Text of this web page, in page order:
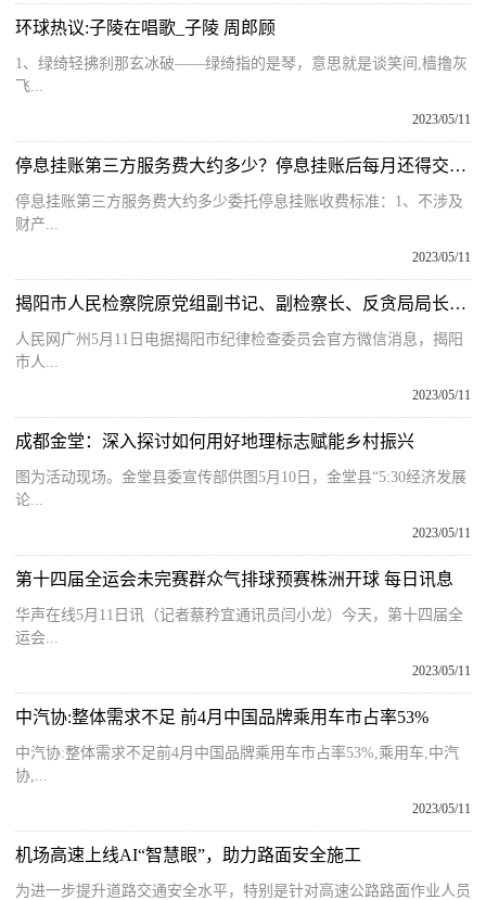
环球热议:子陵在唱歌_子陵 周郎顾
1、绿绮轻拂刹那玄冰破——绿绮指的是琴，意思就是谈笑间,樯撸灰
飞...
2023/05/11
停息挂账第三方服务费大约多少？停息挂账后每月还得交多少？ 动态
停息挂账第三方服务费大约多少委托停息挂账收费标准：1、不涉及
财产...
2023/05/11
揭阳市人民检察院原党组副书记、副检察长、反贪局局长彭锦清接受纪律审查和监察调查_世界快消息
人民网广州5月11日电据揭阳市纪律检查委员会官方微信消息，揭阳
市人...
2023/05/11
成都金堂：深入探讨如何用好地理标志赋能乡村振兴
图为活动现场。金堂县委宣传部供图5月10日，金堂县“5:30经济发展
论...
2023/05/11
第十四届全运会未完赛群众气排球预赛株洲开球 每日讯息
华声在线5月11日讯（记者蔡矜宜通讯员闫小龙）今天，第十四届全
运会...
2023/05/11
中汽协:整体需求不足 前4月中国品牌乘用车市占率53%
中汽协:整体需求不足前4月中国品牌乘用车市占率53%,乘用车,中汽
协,...
2023/05/11
机场高速上线AI“智慧眼”，助力路面安全施工
为进一步提升道路交通安全水平，特别是针对高速公路路面作业人员